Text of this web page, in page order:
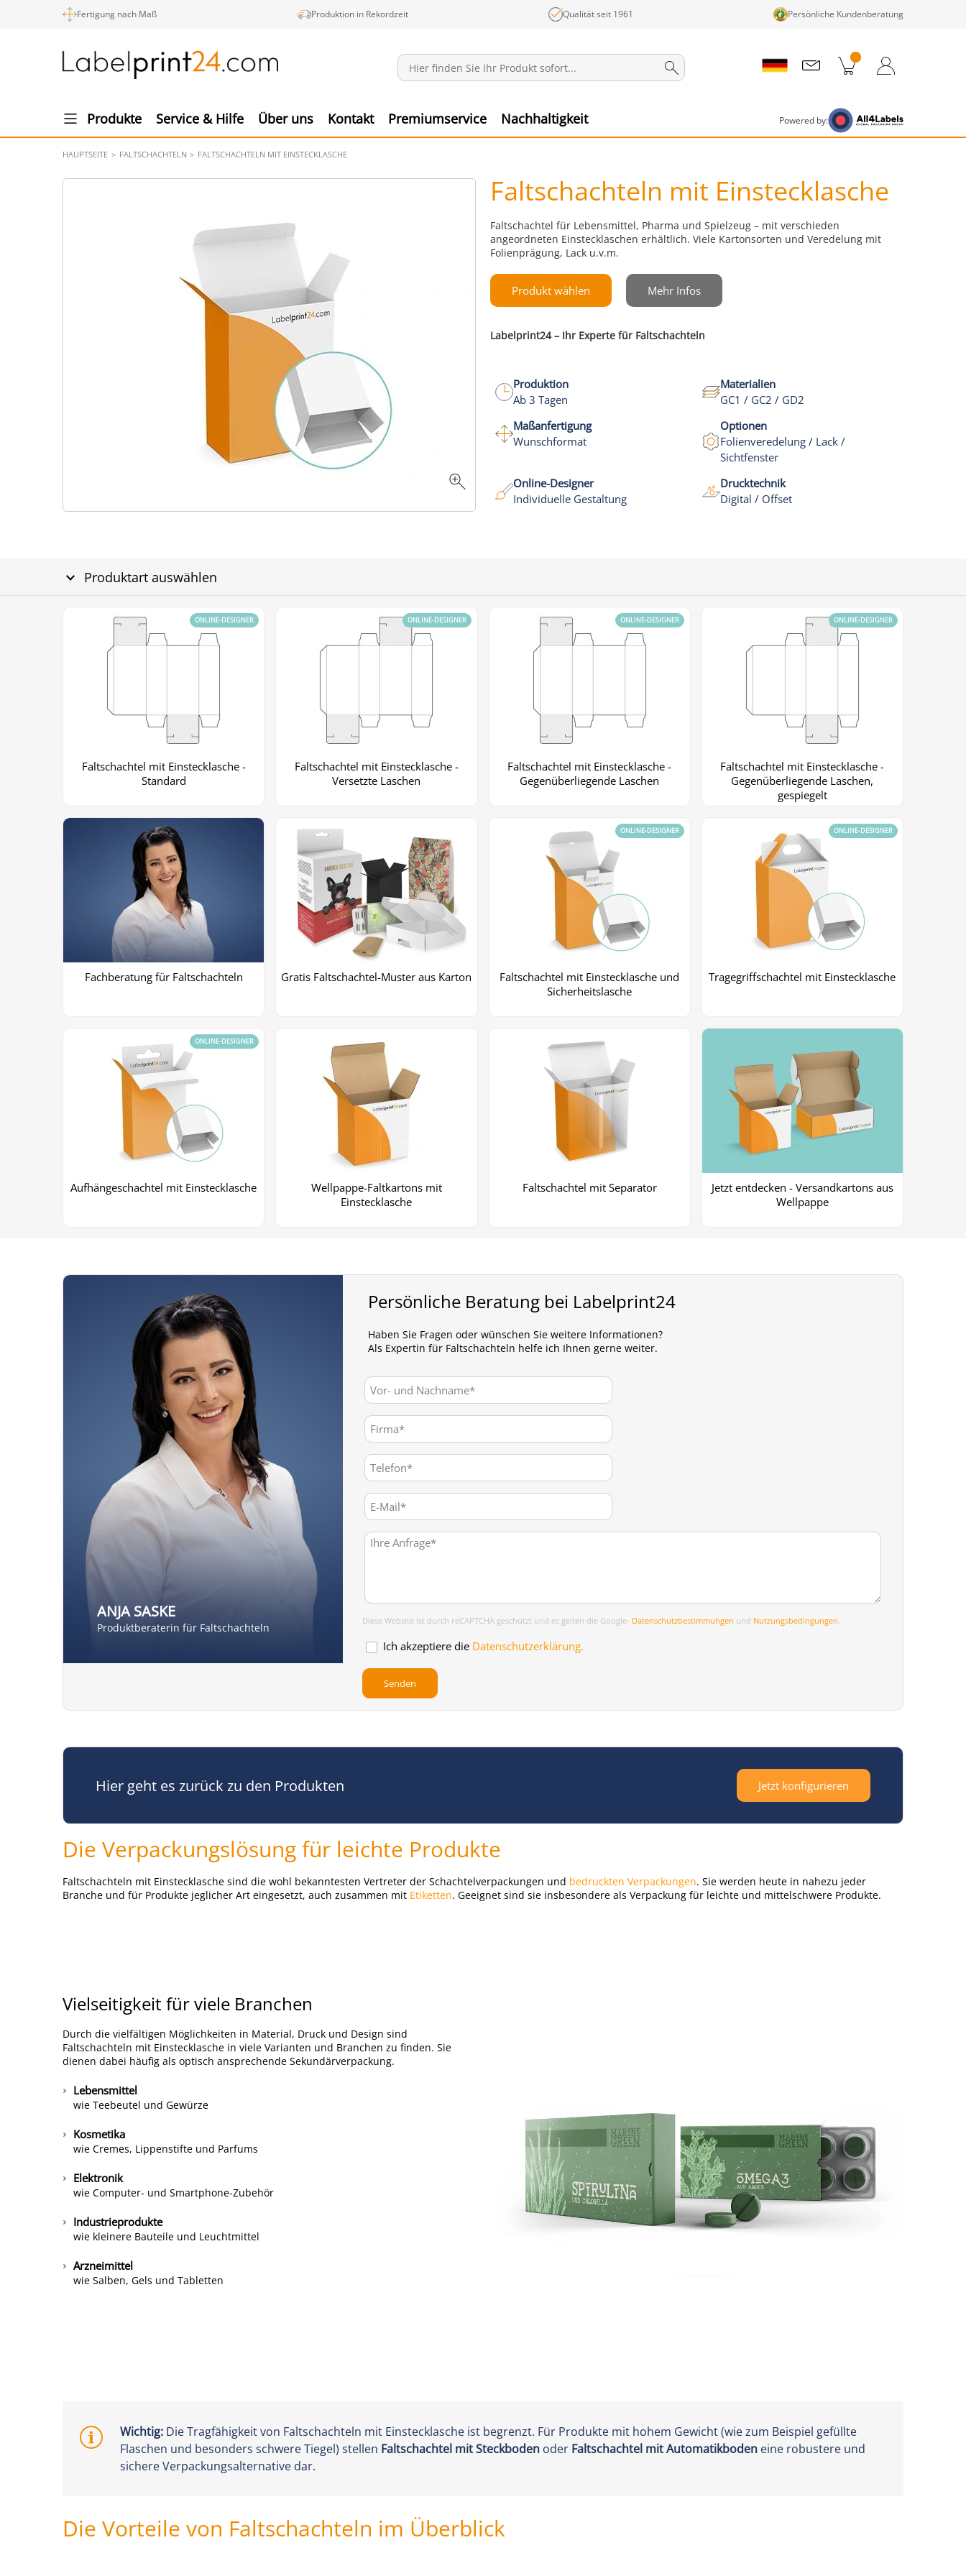
Fertigung nach Maß Produktion in Rekordzeit Qualität seit 1961 Persönliche Kundenberatung
Produkte Service & Hilfe Über uns Kontakt Premiumservice Nachhaltigkeit Powered by:
HAUPTSEITE FALTSCHACHTELN FALTSCHACHTELN MIT EINSTECKLASCHE
Faltschachteln mit Einstecklasche
Faltschachtel für Lebensmittel, Pharma und Spielzeug – mit verschieden
angeordneten Einstecklaschen erhältlich. Viele Kartonsorten und Veredelung mit
Folienprägung, Lack u.v.m.
Produkt wählen Mehr Infos
Labelprint24 – Ihr Experte für Faltschachteln
Produktion
Ab 3 Tagen
Materialien
GC1 / GC2 / GD2
Maßanfertigung
Wunschformat
Optionen
Folienveredelung / Lack /
Sichtfenster
Online-Designer
Individuelle Gestaltung
Drucktechnik
Digital / Offset
Produktart auswählen
Faltschachtel mit Einstecklasche -
Standard
ONLINE-DESIGNER
Faltschachtel mit Einstecklasche -
Versetzte Laschen
ONLINE-DESIGNER
Faltschachtel mit Einstecklasche -
Gegenüberliegende Laschen
ONLINE-DESIGNER
Faltschachtel mit Einstecklasche -
Gegenüberliegende Laschen,
gespiegelt
ONLINE-DESIGNER
Fachberatung für Faltschachteln Gratis Faltschachtel-Muster aus Karton
Faltschachtel mit Einstecklasche und
Sicherheitslasche
ONLINE-DESIGNER
Tragegriffschachtel mit Einstecklasche
ONLINE-DESIGNER
Aufhängeschachtel mit Einstecklasche
ONLINE-DESIGNER
Wellpappe-Faltkartons mit
Einstecklasche
Faltschachtel mit Separator
Jetzt entdecken - Versandkartons aus
Wellpappe
ANJA SASKE
Produktberaterin für Faltschachteln
Persönliche Beratung bei Labelprint24
Haben Sie Fragen oder wünschen Sie weitere Informationen?
Als Expertin für Faltschachteln helfe ich Ihnen gerne weiter.
Diese Website ist durch reCAPTCHA geschützt und es gelten die Google- Datenschutzbestimmungen und Nutzungsbedingungen.
Ich akzeptiere die Datenschutzerklärung.
Hier geht es zurück zu den Produkten Jetzt konfigurieren
Die Verpackungslösung für leichte Produkte
Faltschachteln mit Einstecklasche sind die wohl bekanntesten Vertreter der Schachtelverpackungen und bedruckten Verpackungen. Sie werden heute in nahezu jeder
Branche und für Produkte jeglicher Art eingesetzt, auch zusammen mit Etiketten. Geeignet sind sie insbesondere als Verpackung für leichte und mittelschwere Produkte.
Vielseitigkeit für viele Branchen
Durch die vielfältigen Möglichkeiten in Material, Druck und Design sind
Faltschachteln mit Einstecklasche in viele Varianten und Branchen zu finden. Sie
dienen dabei häufig als optisch ansprechende Sekundärverpackung.
Lebensmittel
wie Teebeutel und Gewürze
Kosmetika
wie Cremes, Lippenstifte und Parfums
Elektronik
wie Computer- und Smartphone-Zubehör
Industrieprodukte
wie kleinere Bauteile und Leuchtmittel
Arzneimittel
wie Salben, Gels und Tabletten
Wichtig: Die Tragfähigkeit von Faltschachteln mit Einstecklasche ist begrenzt. Für Produkte mit hohem Gewicht (wie zum Beispiel gefüllte
Flaschen und besonders schwere Tiegel) stellen Faltschachtel mit Steckboden oder Faltschachtel mit Automatikboden eine robustere und
sichere Verpackungsalternative dar.
Die Vorteile von Faltschachteln im Überblick